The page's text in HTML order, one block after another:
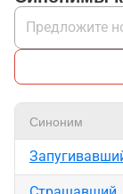
Синоним